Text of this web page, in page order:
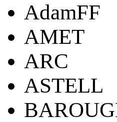
AdamFF
AMET
ARC
ASTELL